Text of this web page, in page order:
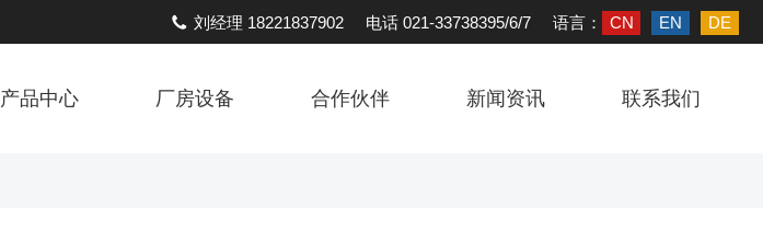
刘经理 18221837902 电话 021-33738395/6/7 语言： CN EN DE
产品中心 厂房设备 合作伙伴 新闻资讯 联系我们